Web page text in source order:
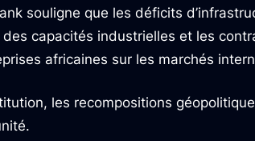
souligne que les déficits
capacités industrielles et les
africaines sur les marchés
les recompositions